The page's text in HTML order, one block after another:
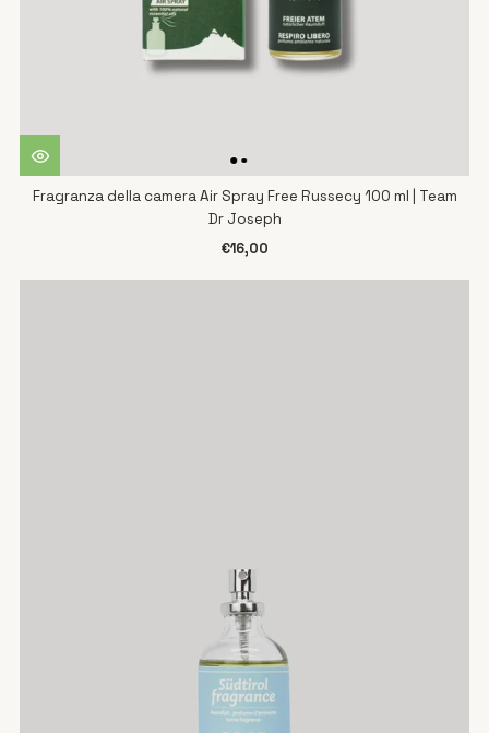
Fragranza della camera Air Spray Free Russecy 100 ml | Team
Dr Joseph
€16,00